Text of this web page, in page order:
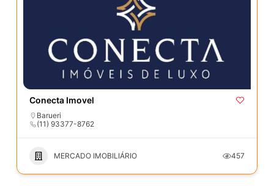
Conecta Imovel
Barueri
(11) 93377-8762
MERCADO IMOBILIÁRIO 457